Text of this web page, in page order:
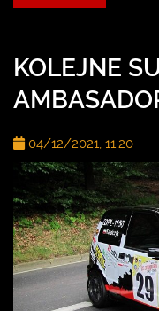
KOLEJNE
04/12/2021, 11:20